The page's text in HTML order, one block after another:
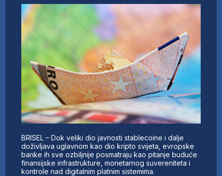
IZ STRANIH MEDIJA
AKTIVNOSTI
SWOT INTERVJU
UČLANI SE
KONTAKT
BRISEL – Dok veliki dio javnosti stablecoine i dalje
doživljava uglavnom kao dio kripto svijeta, evropske
banke ih sve ozbiljnije posmatraju kao pitanje buduće
finansijske infrastrukture, monetarnog suvereniteta i
kontrole nad digitalnim platnim sistemima.